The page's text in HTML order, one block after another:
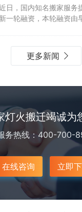
日，国内知名搬家服务
一轮融资，本轮融资由
更多新闻
灯火搬迁竭诚为
务热线：400-700-
在线咨询 立即